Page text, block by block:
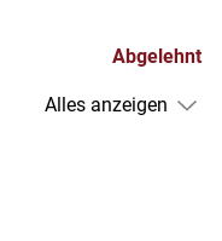
Abgelehnt
Alles anzeigen